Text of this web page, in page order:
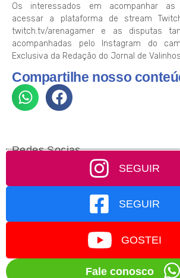
Os interessados em acompanhar as
acessar a plataforma de stream
twitch.tv/arenagamer e as disputas
acompanhadas pelo Instagram do
Exclusiva da Redação do Jornal de
Compartilhe nosso
Redes Socias
SEGUIR
SEGUIR
GOSTEI
Fale conosco